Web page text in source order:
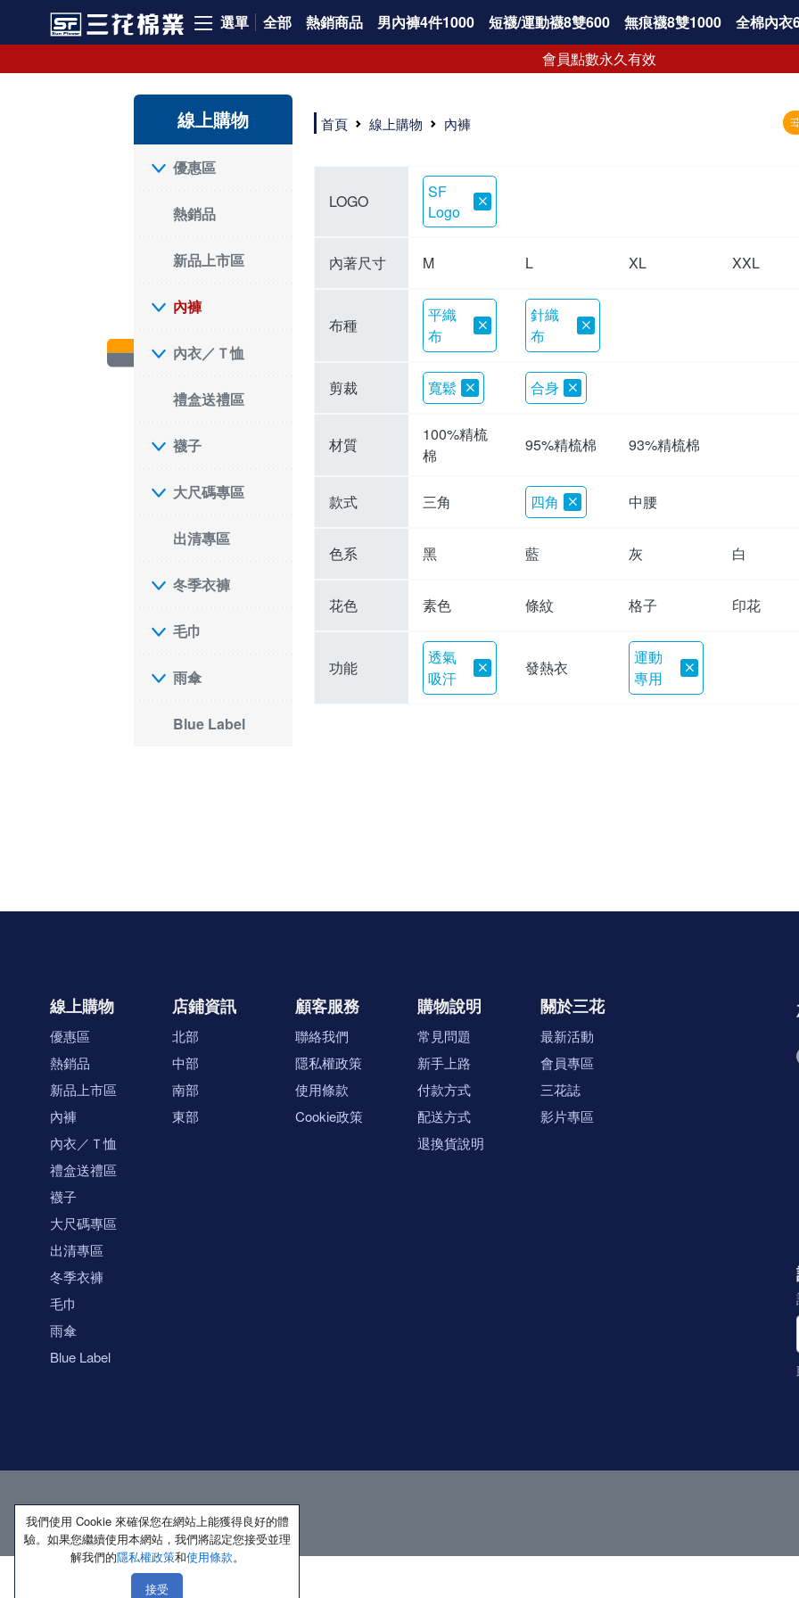
選單 全部 熱銷商品 男內褲4件1000 短襪/運動襪8雙600 無痕襪8雙1000 全棉內衣
會員點數永久有效
線上購物
優惠區
熱銷品
新品上市區
內褲
內衣／Ｔ恤
禮盒送禮區
襪子
大尺碼專區
出清專區
冬季衣褲
毛巾
雨傘
Blue Label
選擇內褲、平口褲、純棉內褲首重品質。舒適、透氣的內褲、平口褲、純棉內褲能影響健康，須謹慎挑選。三花內褲透氣不悶，值得信賴！
三花內褲、平口褲、純棉內褲50年來持續升級，符合人體工學設計，柔軟無勒痕的鬆緊帶。三花內褲是肌膚好友，口碑熱銷！
選擇內褲首重品質。三花內褲50年來不斷升級，證明其卓越品質。符合人體工學剪裁，柔軟無痕鬆緊帶，是必買首選。兼具品質與外型，與肌膚零感接觸，穿著舒適，看來有質感。三花內褲設計獨特，質料優良，專業剪裁，呵護肌膚。新鮮高品質棉材製成，多款選擇，耐洗耐穿，三花內褲絕對首選。
"內褲購買及使用經驗網友來信分享 近年來，我經常在大型連鎖賣場如佳瑪、美華泰等地看到三花內褲的展示。最近一兩年，甚至百貨公司及街頭店鋪都開始大量出現三花專櫃或專賣店。我猜測，這應該是三花在營運策略上的調整，才使得這些改變成為現實。 本來，三花內褲一直是消費者選購內褲時的熱門選項之一。內褲櫃點的增多使我更加注意到這個品牌，因此我在選購內褲時，特意多研究了一下三花內褲的設計。 先從內褲外層包裝談起，有些內褲有PP袋包裝，有些則沒有。雖然這是一件小事，但我發現朋友們中有人會介意內褲包裝沒有PP袋。他們認為沒有PP袋會使包裝不夠精美。對我來說，有PP袋確實能提升包裝的精緻度，但內褲不裝PP袋其實也算是環保。所以，這就看每個人對內褲包裝的需求和感受了。 每次購買內褲時，我都會特別帶一件五片式剪裁的內褲。三花的平口內褲被稱為全國第一件五片式剪裁內褲，這話應該不是隨便說說的，畢竟三花是一個擁有超過50年歷史的老品牌，專注於研發和改良內褲。當初，我覺得這種設計有些花俏，只是圖個新鮮買來試試，結果發現內褲多一片真的有其優勢，尤其是減少了內褲卡屁的次數。雖然這個狀況不可能完全消失，但大大增加了穿著的舒適度。 三花內褲的價格也在我能接受的範圍內，因此它逐漸成為我的心頭好。此外，內褲選購時的另一個重要因素是鬆緊帶。看內褲是否舊了，第一眼通常看鬆緊帶。故意或不小心露出內褲褲頭的時候，印象分數也是由鬆緊帶決定的。 很多內褲品牌強調鬆緊帶的造型及花樣，這類內褲非常適合一些特殊場合，如單身聯誼或約會時穿著，能夠加分不少。日常使用的內褲則建議選擇鬆緊帶不易鬆垮的，花樣其次。三花特別強調內褲鬆緊帶的耐洗度，而其他品牌鮮少提及這一點。 分場合選擇內褲是我的習慣。特殊場合內褲要講究一點，但平日則需要選擇鬆緊帶有保障的內褲。畢竟，內褲是每天陪伴我們超過12個小時的衣物，找到適合自己且耐洗耐穿高CP值的內褲才是最明智的選擇。 內褲畢竟是消耗品，定期更換非常重要。如果內褲沾染到髒污或處於潮濕的環境，就不應該撐太久。這是因為內褲長期接觸身體的重要部位，所以選擇和保養都要謹慎。 以上是我個人的內褲使用分享，並非業配，不代表任何人的立場。內褲還是要以自身體驗最為準確。希望大家都能找到適合自己的內褲，並多多支持台灣品牌。"
首頁 線上購物 內褲
LOGO
SF
Logo
內著尺寸 M L XL XXL
布種
平織
布
針織
布
剪裁 寬鬆 合身
材質
100%精梳
棉
95%精梳棉 93%精梳棉
款式 三角 四角 中腰
色系 黑 藍 灰 白
花色 素色 條紋 格子 印花
功能
透氣
吸汗
發熱衣
運動
專用
線上購物
優惠區
熱銷品
新品上市區
內褲
內衣／Ｔ恤
禮盒送禮區
襪子
大尺碼專區
出清專區
冬季衣褲
毛巾
雨傘
Blue Label
店鋪資訊
北部
中部
南部
東部
顧客服務
聯絡我們
隱私權政策
使用條款
Cookie政策
購物說明
常見問題
新手上路
付款方式
配送方式
退換貨說明
關於三花
最新活動
會員專區
三花誌
影片專區
著作權所有 保留一切權利
我們使用 Cookie 來確保您在網站上能獲得良好的體
驗。如果您繼續使用本網站，我們將認定您接受並理
解我們的隱私權政策和使用條款。
接受